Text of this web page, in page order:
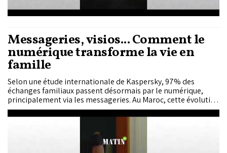
Messageries, visios... Comment le
numérique transforme la vie en
famille
Selon une étude internationale de Kaspersky, 97% des
échanges familiaux passent désormais par le numérique,
principalement via les messageries. Au Maroc, cette évolution
s’inscrit dans une mutation démographique marquée par la
baisse de la taille des ménages.